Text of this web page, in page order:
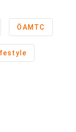
ÖAMTC